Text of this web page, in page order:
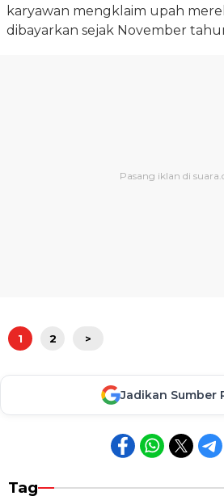
karyawan mengklaim upah
dibayarkan sejak November
1 2 >
Jadikan Sumber
Tag